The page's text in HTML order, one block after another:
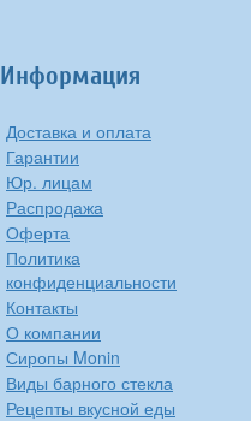
Информация
Доставка и оплата
Гарантии
Юр. лицам
Распродажа
Оферта
Политика
конфиденциальности
Контакты
О компании
Сиропы Monin
Виды барного стекла
Рецепты вкусной еды